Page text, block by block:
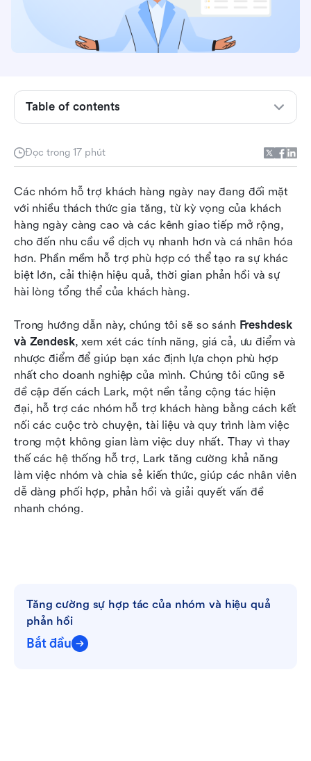
Đọc trong 17 phút
Các nhóm hỗ trợ khách hàng ngày nay đang đối mặt
với nhiều thách thức gia tăng, từ kỳ vọng của khách
hàng ngày càng cao và các kênh giao tiếp mở rộng,
cho đến nhu cầu về dịch vụ nhanh hơn và cá nhân hóa
hơn. Phần mềm hỗ trợ phù hợp có thể tạo ra sự khác
biệt lớn, cải thiện hiệu quả, thời gian phản hồi và sự
hài lòng tổng thể của khách hàng.
Trong hướng dẫn này, chúng tôi sẽ so sánh Freshdesk
và Zendesk, xem xét các tính năng, giá cả, ưu điểm và
nhược điểm để giúp bạn xác định lựa chọn phù hợp
nhất cho doanh nghiệp của mình. Chúng tôi cũng sẽ
đề cập đến cách Lark, một nền tảng cộng tác hiện
đại, hỗ trợ các nhóm hỗ trợ khách hàng bằng cách kết
nối các cuộc trò chuyện, tài liệu và quy trình làm việc
trong một không gian làm việc duy nhất. Thay vì thay
thế các hệ thống hỗ trợ, Lark tăng cường khả năng
làm việc nhóm và chia sẻ kiến thức, giúp các nhân viên
dễ dàng phối hợp, phản hồi và giải quyết vấn đề
nhanh chóng.
Tăng cường sự hợp tác của nhóm và hiệu quả
phản hồi
Bắt đầu
Table of contents
Tổng quan về Freshdesk
Freshdesk so với Zendesk: So sánh tính năng
Bảng so sánh giá giữa Freshdesk và Zendesk
Đánh giá Freshdesk và Zendesk: Giá trị so với
chi phí theo quy mô doanh nghiệp
Freshdesk so với Zendesk: Ưu điểm, nhược điểm
và những thông tin chi tiết
trở thành lựa chọn phổ biến
Chọn giải pháp phù hợp: Freshdesk, Zendesk
hoặc Lark
Các phương pháp tốt nhất để triển khai
Kết luận
Câu hỏi thường gặp
Đọc liên quan